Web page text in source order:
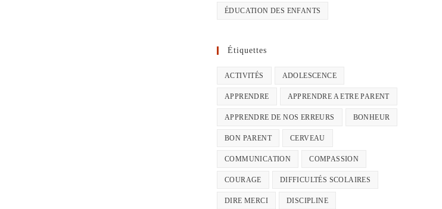
ÉDUCATION DES ENFANTS
Étiquettes
ACTIVITÉS ADOLESCENCE
APPRENDRE APPRENDRE A ETRE PARENT
APPRENDRE DE NOS ERREURS BONHEUR
BON PARENT CERVEAU
COMMUNICATION COMPASSION
COURAGE DIFFICULTÉS SCOLAIRES
DIRE MERCI DISCIPLINE